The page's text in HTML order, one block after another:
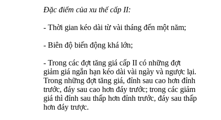
Đặc điểm của xu thế cấp II:
- Thời gian kéo dài từ vài tháng đến một năm;
- Biên độ biến động khá lớn;
- Trong các đợt tăng giá cấp II có những đợt
giảm giá ngắn hạn kéo dài vài ngày và ngược lại.
Trong những đợt tăng giá, đỉnh sau cao hơn đỉnh
trước, đáy sau cao hơn đáy trước; trong các giảm
giá thì đỉnh sau thấp hơn đỉnh trước, đáy sau thấp
hơn đáy trược.